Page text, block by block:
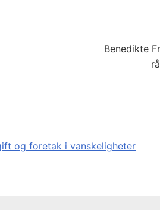
Benedikte
og foretak i vanskeligheter